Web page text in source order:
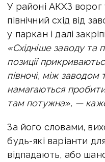
У районі АКХЗ ворог
північний схід від
у паркан і далі
«Східніше заводу та
позиції
півночі, між
намагаються
там потужна», —
За його словами,
будь-які варіанти
відпадають, або